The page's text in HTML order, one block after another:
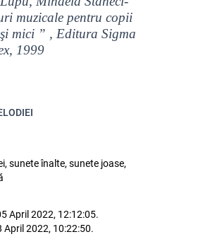
muzicale pentru copii
mici ” , Editura Sigma
1999
sunete înalte, sunete joase,
April 2022, 12:12:05.
April 2022, 10:22:50.